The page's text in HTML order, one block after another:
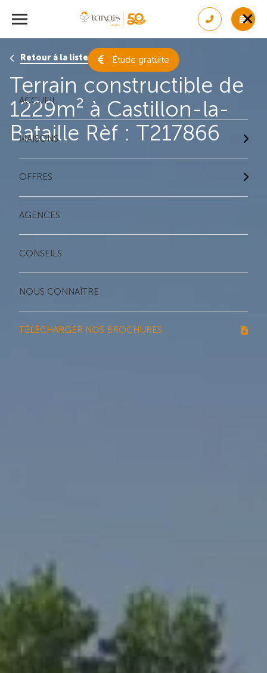
Étude gratuite
ACCUEIL
MAISONS
OFFRES
AGENCES
CONSEILS
NOUS CONNAÎTRE
TÉLÉCHARGER NOS BROCHURES
Retour à la liste des résultats
Terrain constructible de
1229m² à Castillon-la-
Bataille Rèf : T217866